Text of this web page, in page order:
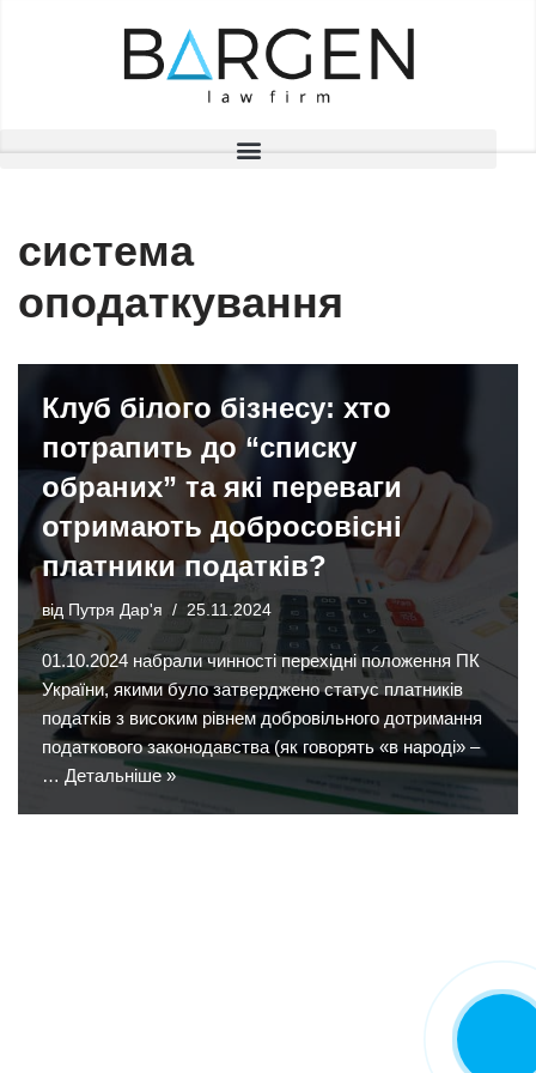
система
оподаткування
Клуб білого бізнесу: хто
потрапить до “списку
обраних” та які переваги
отримають добросовісні
платники податків?
від Путря Дар'я 25.11.2024
01.10.2024 набрали чинності перехідні положення ПК
України, якими було затверджено статус платників
податків з високим рівнем добровільного дотримання
податкового законодавства (як говорять «в народі» –
… Детальніше »